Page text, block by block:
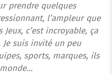
prendre quelques
l’ampleur que
Jeux, c’est incroyable, ça
Je suis invité un peu
sports, marques, ils